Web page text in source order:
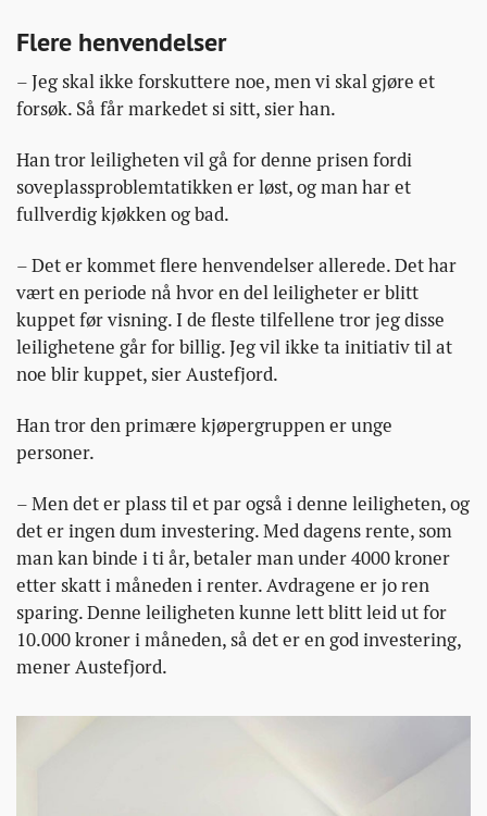
Flere henvendelser
– Jeg skal ikke forskuttere noe, men vi skal gjøre et
forsøk. Så får markedet si sitt, sier han.
Han tror leiligheten vil gå for denne prisen fordi
soveplassproblemtatikken er løst, og man har et
fullverdig kjøkken og bad.
– Det er kommet flere henvendelser allerede. Det har
vært en periode nå hvor en del leiligheter er blitt
kuppet før visning. I de fleste tilfellene tror jeg disse
leilighetene går for billig. Jeg vil ikke ta initiativ til at
noe blir kuppet, sier Austefjord.
Han tror den primære kjøpergruppen er unge
personer.
– Men det er plass til et par også i denne leiligheten, og
det er ingen dum investering. Med dagens rente, som
man kan binde i ti år, betaler man under 4000 kroner
etter skatt i måneden i renter. Avdragene er jo ren
sparing. Denne leiligheten kunne lett blitt leid ut for
10.000 kroner i måneden, så det er en god investering,
mener Austefjord.